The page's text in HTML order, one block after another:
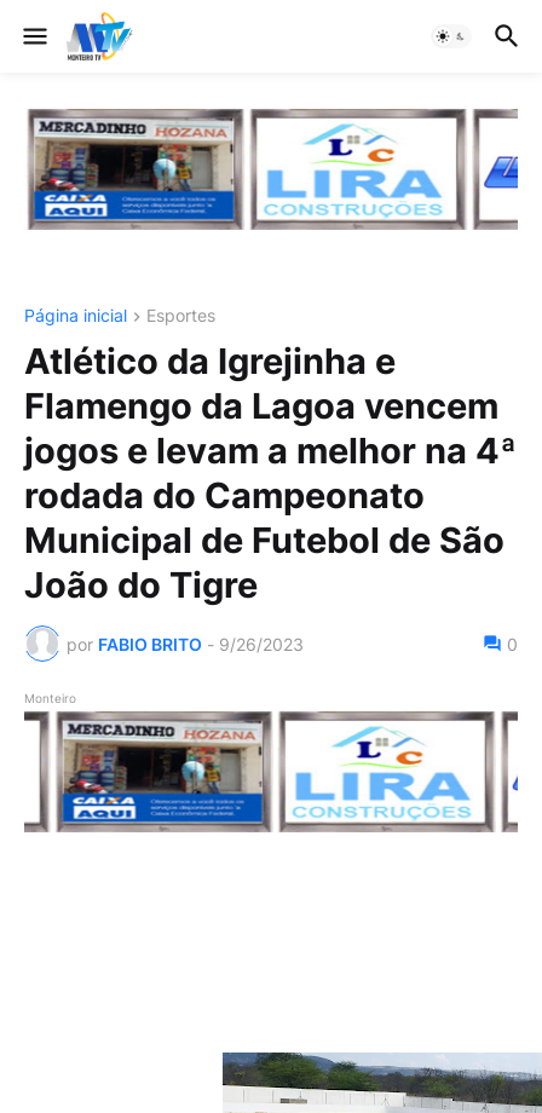
Página inicial Esportes
Atlético da Igrejinha e
Flamengo da Lagoa vencem
jogos e levam a melhor na 4ª
rodada do Campeonato
Municipal de Futebol de São
João do Tigre
por FABIO BRITO - 9/26/2023 0
Monteiro